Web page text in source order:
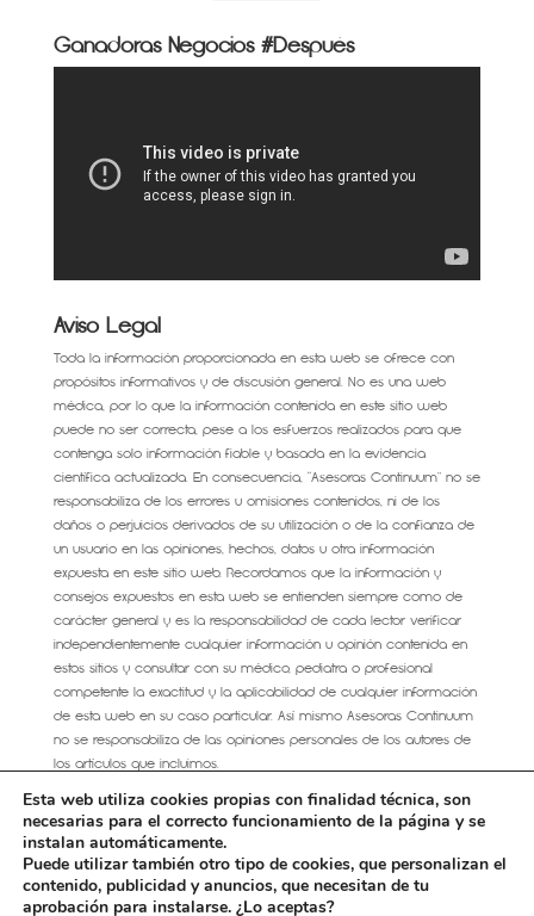
Ganadoras Negocios #Después
Aviso Legal
Toda la información proporcionada en esta web se ofrece con
propósitos informativos y de discusión general. No es una web
médica, por lo que la información contenida en este sitio web
puede no ser correcta, pese a los esfuerzos realizados para que
contenga solo información fiable y basada en la evidencia
científica actualizada. En consecuencia, “Asesoras Continuum” no se
responsabiliza de los errores u omisiones contenidos, ni de los
daños o perjuicios derivados de su utilización o de la confianza de
un usuario en las opiniones, hechos, datos u otra información
expuesta en este sitio web. Recordamos que la información y
consejos expuestos en esta web se entienden siempre como de
carácter general y es la responsabilidad de cada lector verificar
independientemente cualquier información u opinión contenida en
estos sitios y consultar con su médico, pediatra o profesional
competente la exactitud y la aplicabilidad de cualquier información
de esta web en su caso particular. Así mismo Asesoras Continuum
no se responsabiliza de las opiniones personales de los autores de
los artículos que incluimos.
AVISO LEGAL
CONDICIONES GENERALES DE VENTA
Política de cookies
Esta web utiliza cookies propias con finalidad técnica, son
necesarias para el correcto funcionamiento de la página y se
instalan automáticamente.
Puede utilizar también otro tipo de cookies, que personalizan el
contenido, publicidad y anuncios, que necesitan de tu
aprobación para instalarse. ¿Lo aceptas?